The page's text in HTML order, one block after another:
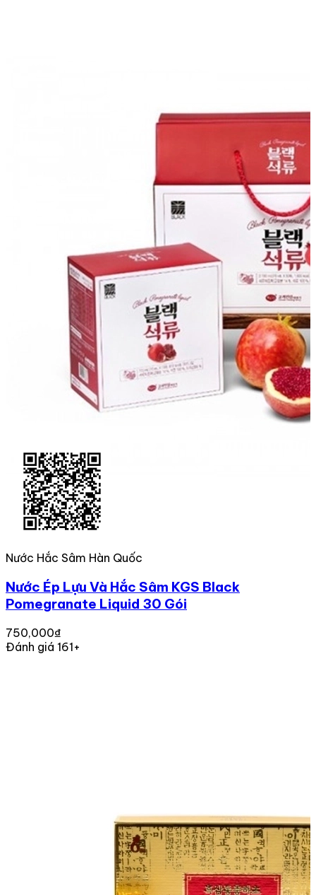
Nước Hắc Sâm Hàn Quốc
Nước Ép Lựu Và Hắc Sâm KGS Black
Pomegranate Liquid 30 Gói
750,000₫
Đánh giá 161+